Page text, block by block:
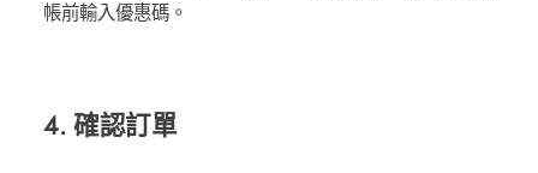
帳前輸入優惠碼。
4. 確認訂單